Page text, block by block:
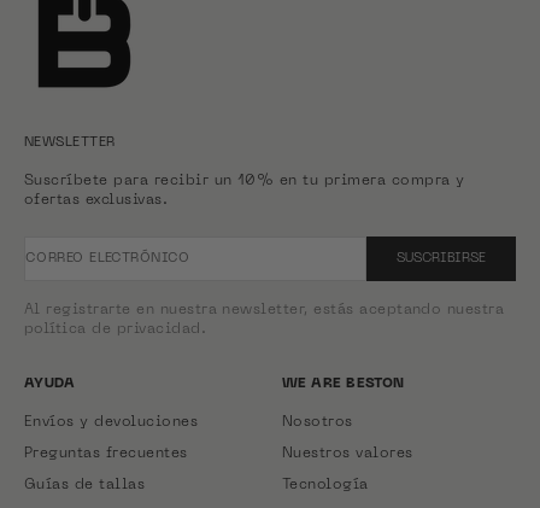
NEWSLETTER
Suscríbete para recibir un 10% en tu primera compra y
ofertas exclusivas.
CORREO ELECTRÓNICO SUSCRIBIRSE
Al registrarte en nuestra newsletter, estás aceptando nuestra
política de privacidad.
AYUDA
Envíos y devoluciones
Preguntas frecuentes
Guías de tallas
WE ARE BESTON
Nosotros
Nuestros valores
Tecnología